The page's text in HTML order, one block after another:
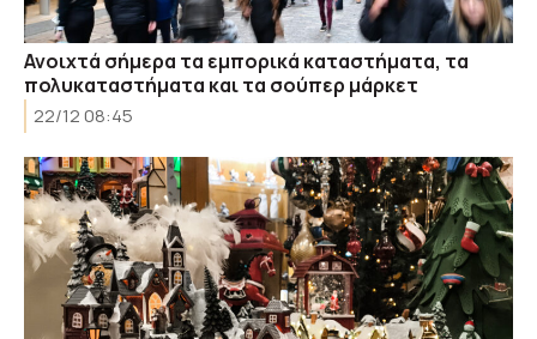
Ανοιχτά σήμερα τα εμπορικά καταστήματα, τα
πολυκαταστήματα και τα σούπερ μάρκετ
22/12 08:45